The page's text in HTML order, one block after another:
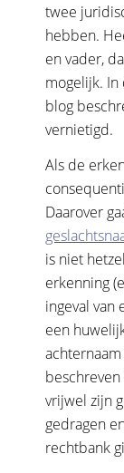
twee
hebben.
en vader,
mogelijk. In
blog
vernietigd.
Als de
Daarover
is niet
erkenning
ingeval van
een
vrijwel zijn
gedragen
rechtbank